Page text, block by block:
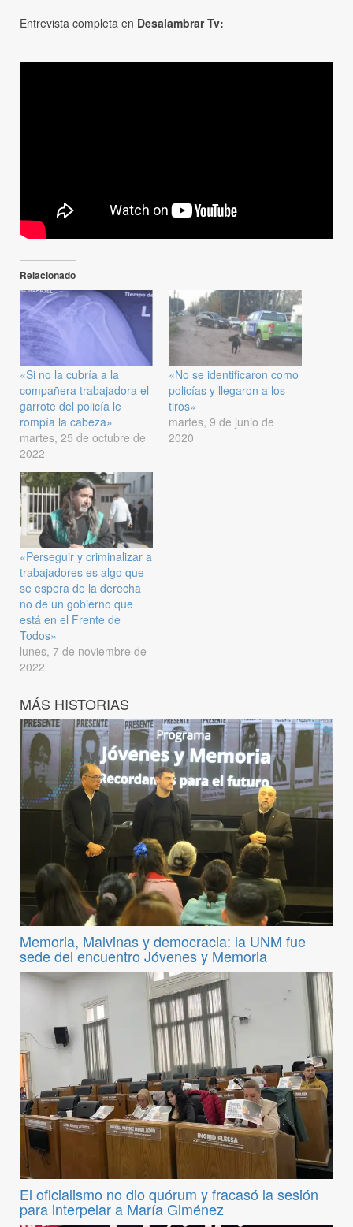
Entrevista completa en Desalambrar Tv:
Relacionado
«Si no la cubría a la
compañera trabajadora el
garrote del policía le
rompía la cabeza»
martes, 25 de octubre de
2022
«No se identificaron como
policías y llegaron a los
tiros»
martes, 9 de junio de
2020
«Perseguir y criminalizar a
trabajadores es algo que
se espera de la derecha
no de un gobierno que
está en el Frente de
Todos»
lunes, 7 de noviembre de
2022
MÁS HISTORIAS
Memoria, Malvinas y democracia: la UNM fue
sede del encuentro Jóvenes y Memoria
El oficialismo no dio quórum y fracasó la sesión
para interpelar a María Giménez